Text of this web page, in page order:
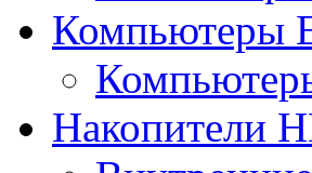
Компьютеры
Накопители